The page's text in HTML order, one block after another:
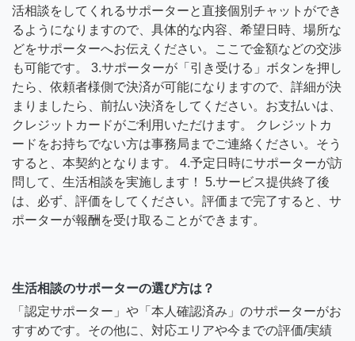
活相談をしてくれるサポーターと直接個別チャットができ
るようになりますので、具体的な内容、希望日時、場所な
どをサポーターへお伝えください。ここで金額などの交渉
も可能です。 3.サポーターが「引き受ける」ボタンを押し
たら、依頼者様側で決済が可能になりますので、詳細が決
まりましたら、前払い決済をしてください。お支払いは、
クレジットカードがご利用いただけます。 クレジットカ
ードをお持ちでない方は事務局までご連絡ください。そう
すると、本契約となります。 4.予定日時にサポーターが訪
問して、生活相談を実施します！ 5.サービス提供終了後
は、必ず、評価をしてください。評価まで完了すると、サ
ポーターが報酬を受け取ることができます。
生活相談のサポーターの選び方は？
「認定サポーター」や「本人確認済み」のサポーターがお
すすめです。その他に、対応エリアや今までの評価/実績